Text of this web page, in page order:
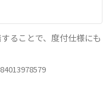
ることで、度付仕様にも